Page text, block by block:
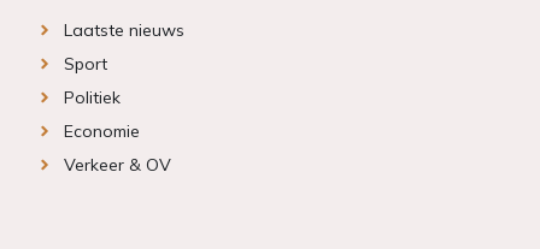
Laatste nieuws
Sport
Politiek
Economie
Verkeer & OV